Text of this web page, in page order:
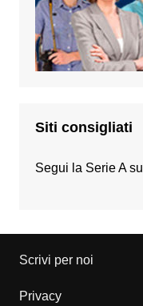
Siti consigliati
Segui la Serie A su
Scrivi per noi
Privacy